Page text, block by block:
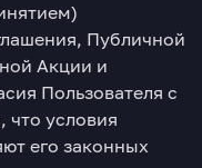
Публичной
Акции и
Пользователя с
что условия
его законных